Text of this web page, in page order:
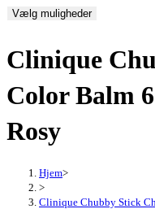
pris
260,00 kr.. 195,00 kr..
Vælg muligheder
Clinique
Color Balm
Rosy
Hjem>
>
Clinique Chubby Stick